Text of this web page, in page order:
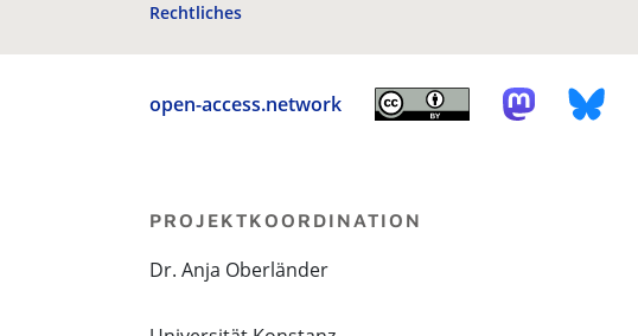
Rechtliches
open-access.network
PROJEKTKOORDINATION
Dr. Anja Oberländer